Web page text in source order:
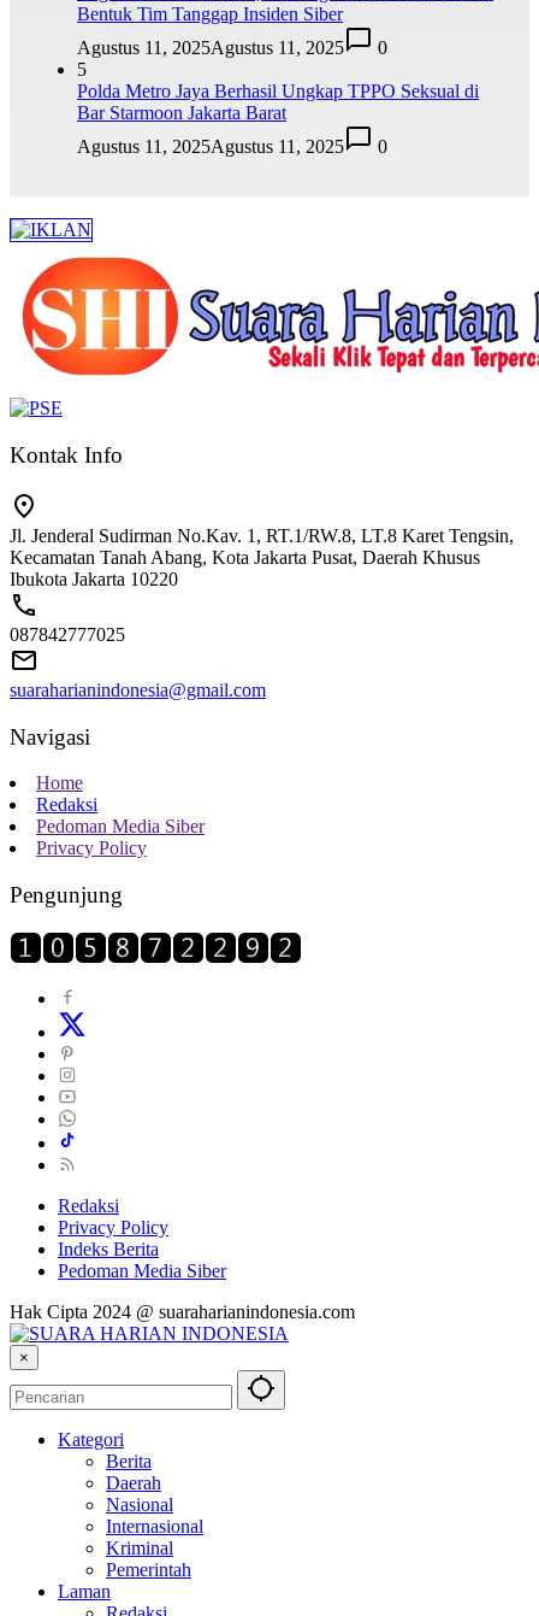
Bentuk Tim Tanggap Insiden Siber
Agustus 11, 2025Agustus 11, 2025
0
5
Polda Metro Jaya Berhasil Ungkap TPPO Seksual di
Bar Starmoon Jakarta Barat
Agustus 11, 2025Agustus 11, 2025 0
Kontak Info
Jl. Jenderal Sudirman No.Kav. 1, RT.1/RW.8, LT.8 Karet Tengsin,
Kecamatan Tanah Abang, Kota Jakarta Pusat, Daerah Khusus
Ibukota Jakarta 10220
087842777025
suaraharianindonesia@gmail.com
Navigasi
Home
Redaksi
Pedoman Media Siber
Privacy Policy
Pengunjung
Redaksi
Privacy Policy
Indeks Berita
Pedoman Media Siber
Hak Cipta 2024 @ suaraharianindonesia.com
×
Kategori
Berita
Daerah
Nasional
Internasional
Kriminal
Pemerintah
Laman